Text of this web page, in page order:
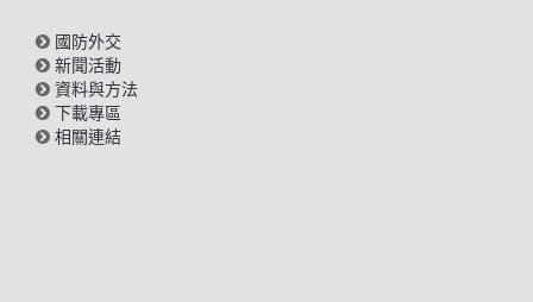
國防外交
新聞活動
資料與方法
下載專區
相關連結